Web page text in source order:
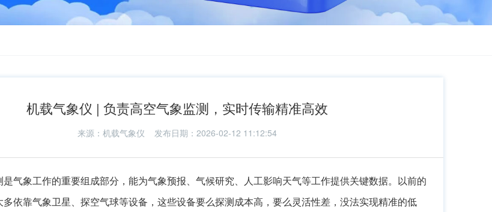
机载气象仪 | 负责高空气象监测，实时传输精准高效
来源： 机载气象仪 发布日期：2026-02-12 11:12:54
气象工作的重要组成部分，能为气象预报、气候研究、人工影响天气等工作提供关键数据。以前的
依靠气象卫星、探空气球等设备，这些设备要么探测成本高，要么灵活性差，没法实现精准的低